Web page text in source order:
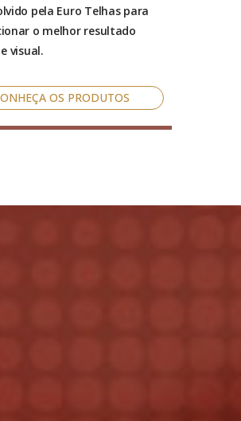
pela Euro Telhas para
o melhor resultado
visual.
OS PRODUTOS